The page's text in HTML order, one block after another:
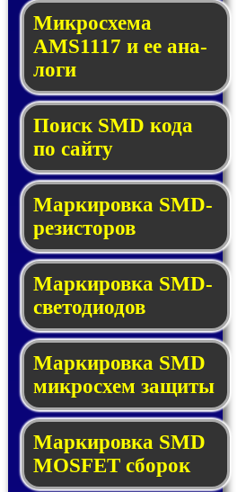
Микросхема
AMS1117 и ее ана­
ло­ги
Поиск SMD ко­да
по сай­ту
Маркировка SMD-
ре­зис­то­ров
Маркировка SMD-
све­то­дио­дов
Мар­ки­ров­ка SMD
мик­рос­хем защиты
Мар­ки­ров­ка SMD
MOSFET сбо­рок